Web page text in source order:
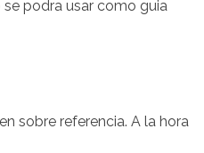
podra usar como guia
sobre referencia. A la hora